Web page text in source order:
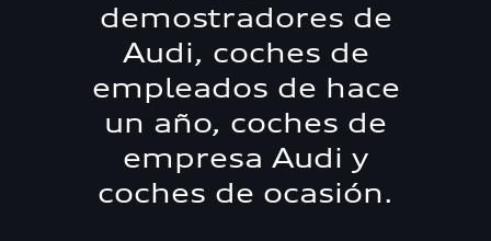
demostradores de
Audi, coches de
empleados de hace
un año, coches de
empresa Audi y
coches de ocasión.